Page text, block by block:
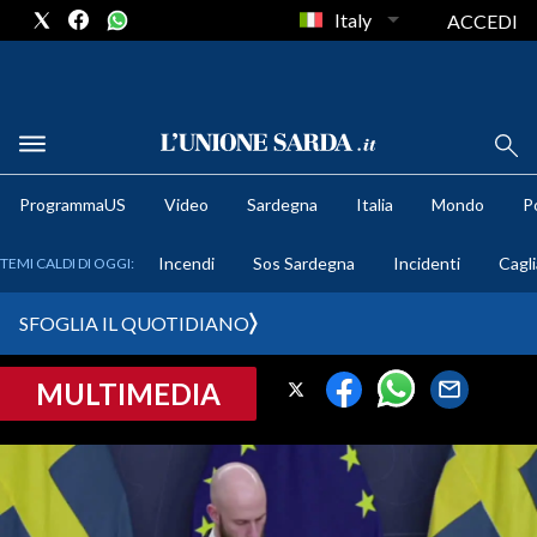
METEO
CRONACA SARDEGNA
PROVINCIA DI CAGLIARI
SULCIS IGLESIENTE
Italy ACCEDI
ProgrammaUS Video Sardegna Italia Mondo
TEMI CALDI DI OGGI: Incendi Sos Sardegna Incidenti
SFOGLIA IL QUOTIDIANO
MULTIMEDIA